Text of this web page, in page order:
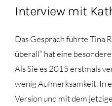
Interview mit
Das Gespräch führte Tina
überall“ hat eine
Als Sie es 2015 erstmals
wenig Aufmerksamkeit. In
Version und mit dem